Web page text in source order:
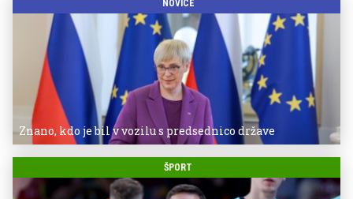
NOVICE
Znano, kdo je bil v vozilu s predsednico države
ŠPORT